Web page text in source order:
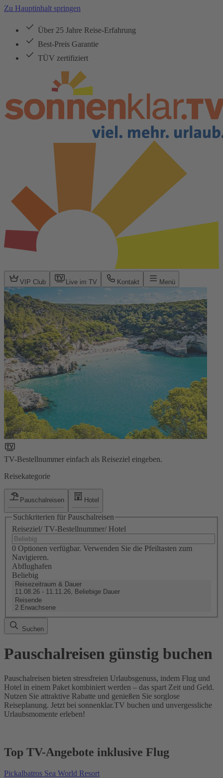
Zu Hauptinhalt springen
Über 25 Jahre Reise-Erfahrung
Best-Preis Garantie
TÜV zertifiziert
VIP Club Live im TV Kontakt Menü
TV-Bestellnummer einfach als Reiseziel eingeben.
Reisekategorie
Pauschalreisen Hotel
Suchkriterien für Pauschalreisen
Reiseziel/ TV-Bestellnummer/ Hotel
0 Optionen verfügbar. Verwenden Sie die Pfeiltasten zum
Navigieren.
Abflughafen
Beliebig
Reisezeitraum & Dauer
11.08.26 - 11.11.26, Beliebige Dauer
Reisende
2 Erwachsene
Suchen
Pauschalreisen günstig buchen
Pauschalreisen bieten stressfreien Urlaubsgenuss, indem Flug und
Hotel in einem Paket kombiniert werden – das spart Zeit und Geld.
Nutzen Sie attraktive Rabatte und genießen Sie sorglose
Reiseplanung. Jetzt bei sonnenklar.TV buchen und unvergessliche
Urlaubsmomente erleben!
Top TV-Angebote inklusive Flug
Pickalbatros Sea World Resort